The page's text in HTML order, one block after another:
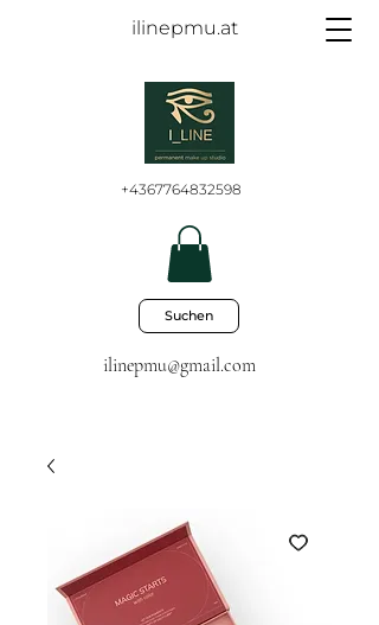
ilinepmu.at
ilinepmu@gmail.com
Suchen
+4367764832598